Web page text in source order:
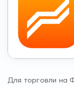
Для торговли на